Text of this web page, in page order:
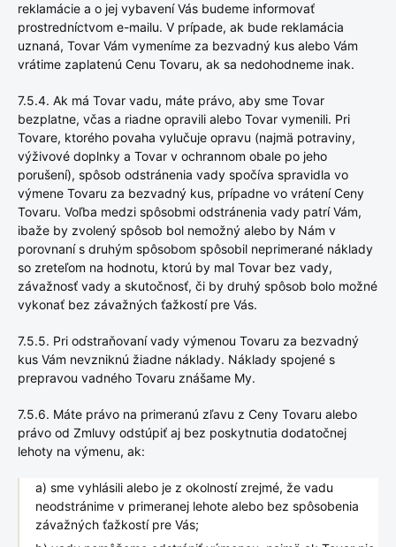
reklamácie a o jej vybavení Vás budeme informovať
prostredníctvom e-mailu. V prípade, ak bude reklamácia
uznaná, Tovar Vám vymeníme za bezvadný kus alebo Vám
vrátime zaplatenú Cenu Tovaru, ak sa nedohodneme inak.
7.5.4. Ak má Tovar vadu, máte právo, aby sme Tovar
bezplatne, včas a riadne opravili alebo Tovar vymenili. Pri
Tovare, ktorého povaha vylučuje opravu (najmä potraviny,
výživové doplnky a Tovar v ochrannom obale po jeho
porušení), spôsob odstránenia vady spočíva spravidla vo
výmene Tovaru za bezvadný kus, prípadne vo vrátení Ceny
Tovaru. Voľba medzi spôsobmi odstránenia vady patrí Vám,
ibaže by zvolený spôsob bol nemožný alebo by Nám v
porovnaní s druhým spôsobom spôsobil neprimerané náklady
so zreteľom na hodnotu, ktorú by mal Tovar bez vady,
závažnosť vady a skutočnosť, či by druhý spôsob bolo možné
vykonať bez závažných ťažkostí pre Vás.
7.5.5. Pri odstraňovaní vady výmenou Tovaru za bezvadný
kus Vám nevzniknú žiadne náklady. Náklady spojené s
prepravou vadného Tovaru znášame My.
7.5.6. Máte právo na primeranú zľavu z Ceny Tovaru alebo
právo od Zmluvy odstúpiť aj bez poskytnutia dodatočnej
lehoty na výmenu, ak:
a) sme vyhlásili alebo je z okolností zrejmé, že vadu
neodstránime v primeranej lehote alebo bez spôsobenia
závažných ťažkostí pre Vás;